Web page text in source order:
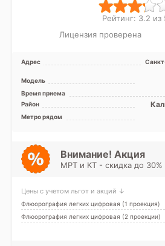
Рейтинг: 3.2 из
Лицензия проверена
Адрес
Модель
Время приема
Район
Метро рядом
Внимание! Акция
МРТ и КТ - скидка до 30%
Цены с учетом льгот и акций ↓
Флюорография легких цифровая (1 проекция)
Флюорография легких цифровая (2 проекции)